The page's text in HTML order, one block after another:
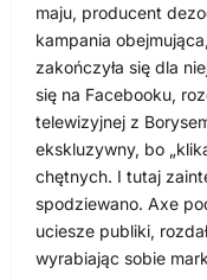
maju, producent
kampania
zakończyła się dla
się na Facebooku,
telewizyjnej z
ekskluzywny, bo
chętnych. I tutaj
spodziewano. Axe
uciesze publiki,
wyrabiając sobie